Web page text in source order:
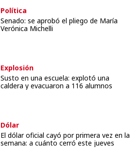
Política
Senado: se aprobó el pliego de María
Verónica Michelli
Explosión
Susto en una escuela: explotó una
caldera y evacuaron a 116 alumnos
Dólar
El dólar oficial cayó por primera vez en la
semana: a cuánto cerró este jueves